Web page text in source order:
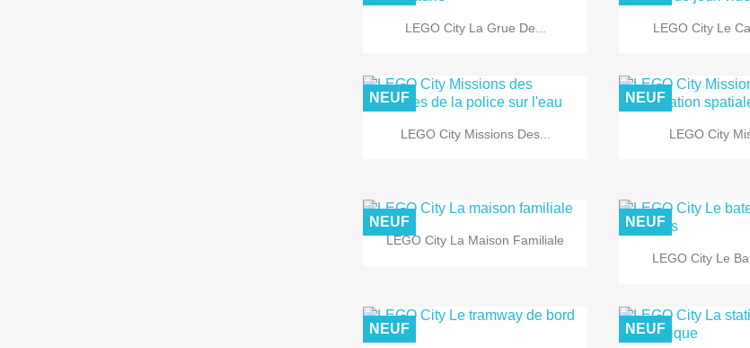
 Aperçu rapide
LEGO City La Grue De...  Aperçu
LEGO City Le
 Aperçu rapide
LEGO City Missions Des...
NEUF
 Aperçu
LEGO City
NEUF
 Aperçu rapide
LEGO City La Maison Familiale
NEUF
 Aperçu
LEGO City Le
NEUF
NEUF NEUF